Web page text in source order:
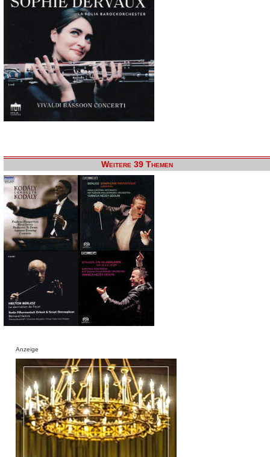
Weitere 39 Themen
Anzeige